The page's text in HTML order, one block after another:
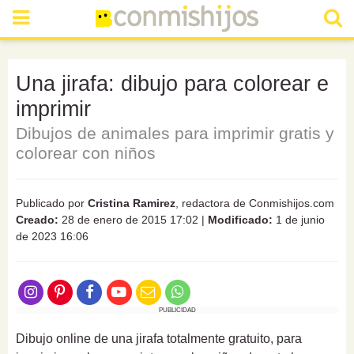
Una jirafa: dibujo para colorear e
imprimir
Dibujos de animales para imprimir gratis y
colorear con niños
Publicado por Cristina Ramirez , redactora de Conmishijos.com
Creado: 28 de enero de 2015 17:02 | Modificado: 1 de junio
de 2023 16:06
PUBLICIDAD
Dibujo online de una jirafa totalmente gratuito, para